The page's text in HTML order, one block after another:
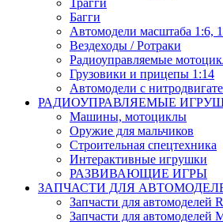
Трагги
Багги
Автомодели масштаба 1:6,
Вездеходы / Ротраки
Радиоуправляемые
Грузовики и прицепы 1:14
Автомодели с
РАДИОУПРАВЛЯЕМЫЕ
Машины, мотоциклы
Оружие для мальчиков
Строительная спецтехника
Интерактивные игрушки
РАЗВИВАЮЩИЕ ИГРЫ
ЗАПЧАСТИ ДЛЯ
Запчасти для автомоделей
Запчасти для автомоделей